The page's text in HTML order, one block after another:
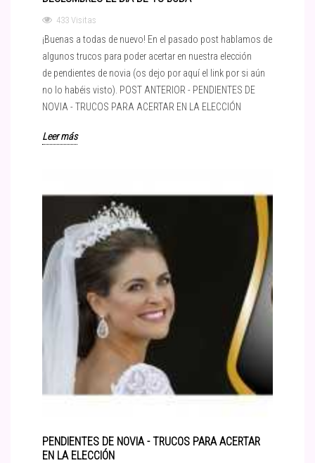
433 Visitas
¡Buenas a todas de nuevo! En el pasado post hablamos de
algunos trucos para poder acertar en nuestra elección
de pendientes de novia (os dejo por aquí el link por si aún
no lo habéis visto). POST ANTERIOR - PENDIENTES DE
NOVIA - TRUCOS PARA ACERTAR EN LA ELECCIÓN
Leer más
PENDIENTES DE NOVIA - TRUCOS PARA ACERTAR
EN LA ELECCIÓN